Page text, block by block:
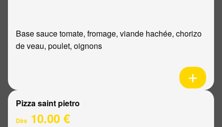
Base sauce tomate, fromage, viande hachée, chorizo
de veau, poulet, oignons
Pizza saint pietro
Dès 10.00 €